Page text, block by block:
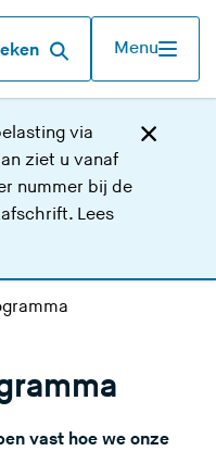
Menu
via
ziet u vanaf
nummer bij de
Lees
vast hoe we onze